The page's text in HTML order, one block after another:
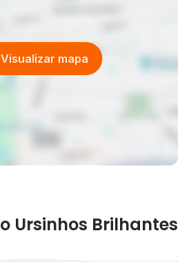
Visualizar mapa
Ursinhos Brilhantes